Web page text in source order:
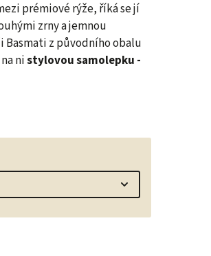
prémiové rýže, říká se jí
zrny a jemnou
Basmati z původního obalu
nistylovou samolepku -